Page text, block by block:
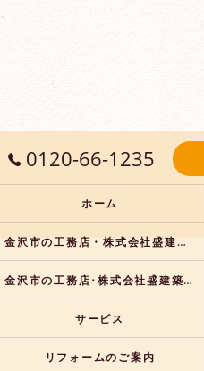
0120-66-1235
ホーム
金沢市の工務店・株式会社盛建築の口コミ情報
金沢市の工務店･株式会社盛建築のお客様の声
サービス
リフォームのご案内